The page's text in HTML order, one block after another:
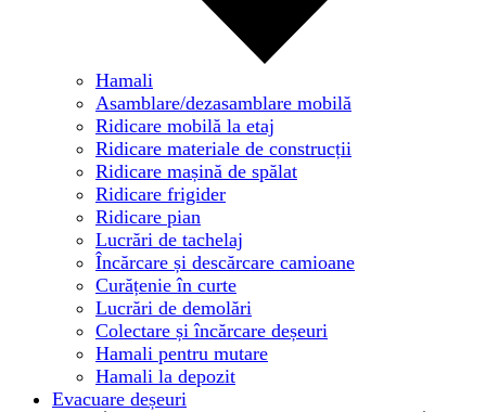
Hamali
Asamblare/dezasamblare mobilă
Ridicare mobilă la etaj
Ridicare materiale de construcții
Ridicare mașină de spălat
Ridicare frigider
Ridicare pian
Lucrări de tachelaj
Încărcare și descărcare camioane
Curățenie în curte
Lucrări de demolări
Colectare și încărcare deșeuri
Hamali pentru mutare
Hamali la depozit
Evacuare deșeuri